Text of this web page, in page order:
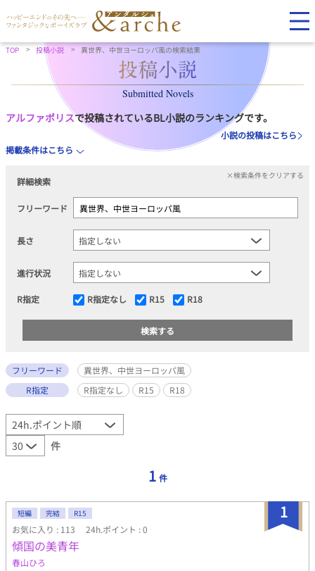
TOP 投稿小説 異世界、中世ヨーロッパ風の検索結果
Submitted Novels
アルファポリスで投稿されているBL小説のランキングです。
小説の投稿はこちら
掲載条件はこちら
詳細検索
×検索条件をクリアする
フリーワード
長さ
進行状況
R指定 R指定なし R15 R18
フリーワード
異世界、中世ヨーロッパ風
R指定
R指定なし R15 R18
件
1 件
1
短編 完結 R15
お気に入り : 113 24h.ポイント : 0
傾国の美青年
春山ひろ